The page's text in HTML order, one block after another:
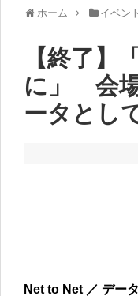
ホーム イベン
【終了】
に」 会
ータとし
Net to Net ／ デー